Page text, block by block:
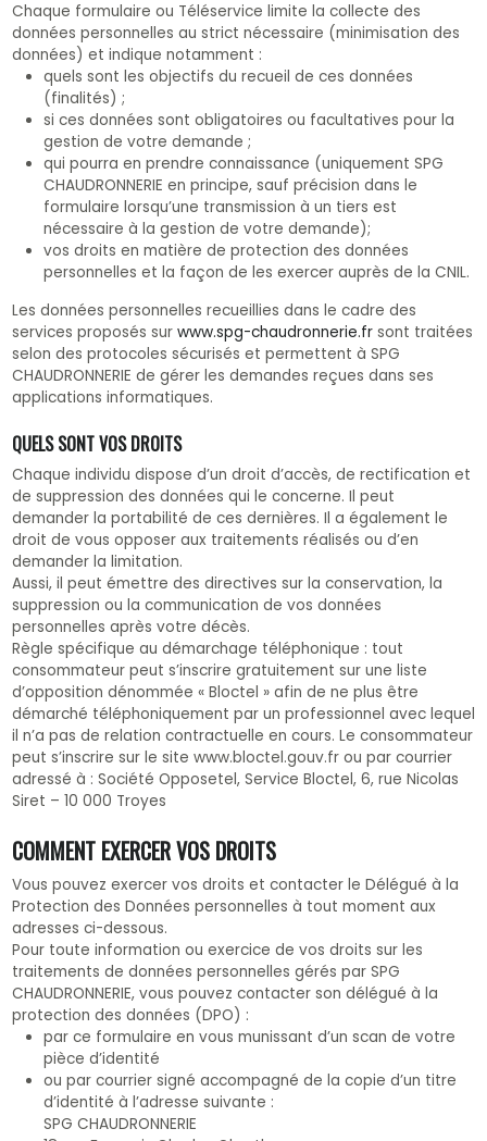
Chaque formulaire ou Téléservice limite la collecte des
données personnelles au strict nécessaire (minimisation des
données) et indique notamment :
quels sont les objectifs du recueil de ces données
(finalités) ;
si ces données sont obligatoires ou facultatives pour la
gestion de votre demande ;
qui pourra en prendre connaissance (uniquement SPG
CHAUDRONNERIE en principe, sauf précision dans le
formulaire lorsqu’une transmission à un tiers est
nécessaire à la gestion de votre demande);
vos droits en matière de protection des données
personnelles et la façon de les exercer auprès de la CNIL.
Les données personnelles recueillies dans le cadre des
services proposés sur www.spg-chaudronnerie.frsont traitées
selon des protocoles sécurisés et permettent à SPG
CHAUDRONNERIE de gérer les demandes reçues dans ses
applications informatiques.
QUELS SONT VOS DROITS
Chaque individu dispose d’un droit d’accès, de rectification et
de suppression des données qui le concerne. Il peut
demander la portabilité de ces dernières. Il a également le
droit de vous opposer aux traitements réalisés ou d’en
demander la limitation.
Aussi, il peut émettre des directives sur la conservation, la
suppression ou la communication de vos données
personnelles après votre décès.
Règle spécifique au démarchage téléphonique : tout
consommateur peut s’inscrire gratuitement sur une liste
d’opposition dénommée « Bloctel » afin de ne plus être
démarché téléphoniquement par un professionnel avec lequel
il n’a pas de relation contractuelle en cours. Le consommateur
peut s’inscrire sur le site www.bloctel.gouv.fr ou par courrier
adressé à : Société Opposetel, Service Bloctel, 6, rue Nicolas
Siret – 10 000 Troyes
COMMENT EXERCER VOS DROITS
Vous pouvez exercer vos droits et contacter le Délégué à la
Protection des Données personnelles à tout moment aux
adresses ci-dessous.
Pour toute information ou exercice de vos droits sur les
traitements de données personnelles gérés par SPG
CHAUDRONNERIE, vous pouvez contacter son délégué à la
protection des données (DPO) :
par ce formulaire en vous munissant d’un scan de votre
pièce d’identité
ou par courrier signé accompagné de la copie d’un titre
d’identité à l’adresse suivante :
SPG CHAUDRONNERIE